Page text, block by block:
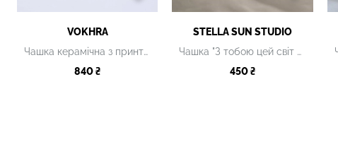
VOKHRA
Чашка керамічна з принтом, 320 мл
840 ₴
STELLA SUN STUDIO
Чашка "З тобою цей світ яскравіший" керамічна
450 ₴